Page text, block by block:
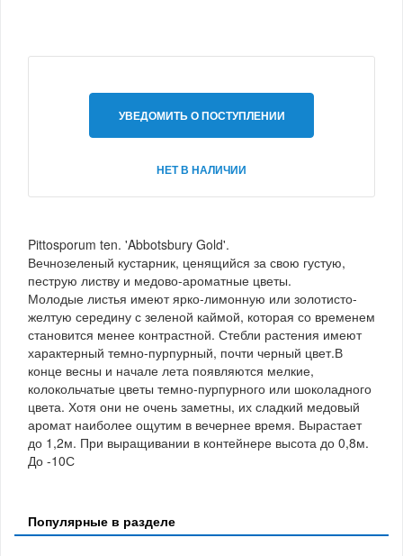
УВЕДОМИТЬ О ПОСТУПЛЕНИИ
НЕТ В НАЛИЧИИ
Pittosporum ten. 'Abbotsbury Gold'.
Вечнозеленый кустарник, ценящийся за свою густую,
пеструю листву и медово-ароматные цветы.
Молодые листья имеют ярко-лимонную или золотисто-
желтую середину с зеленой каймой, которая со временем
становится менее контрастной. Стебли растения имеют
характерный темно-пурпурный, почти черный цвет.В
конце весны и начале лета появляются мелкие,
колокольчатые цветы темно-пурпурного или шоколадного
цвета. Хотя они не очень заметны, их сладкий медовый
аромат наиболее ощутим в вечернее время. Вырастает
до 1,2м. При выращивании в контейнере высота до 0,8м.
До -10С
Популярные в разделе